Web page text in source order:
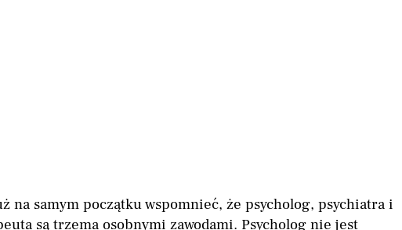
na samym początku wspomnieć, że psycholog, psychiatra i
są trzema osobnymi zawodami. Psycholog nie jest